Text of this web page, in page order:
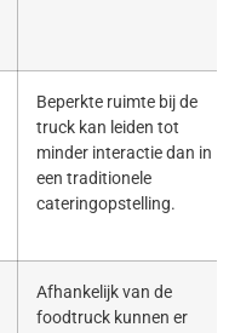
Beperkte ruimte bij de
truck kan leiden tot
minder interactie dan in
een traditionele
cateringopstelling.
Afhankelijk van de
foodtruck kunnen er